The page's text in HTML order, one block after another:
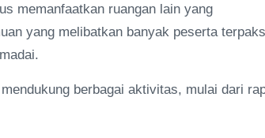
memanfaatkan ruangan lain yang
yang melibatkan banyak peserta
berbagai aktivitas, mulai dari